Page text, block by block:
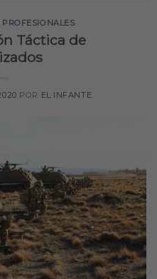
Táctica de
POR EL INFANTE